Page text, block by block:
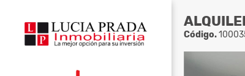
Código.